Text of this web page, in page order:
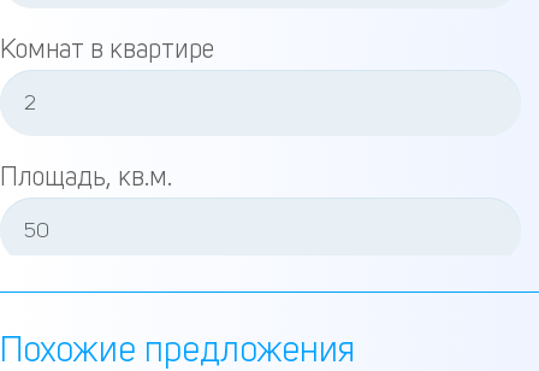
Комнат в квартире
Площадь, кв.м.
Похожие предложения